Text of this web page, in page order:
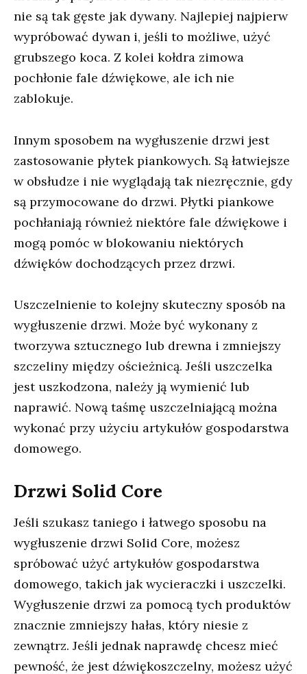
nie są tak gęste jak dywany. Najlepiej najpierw
wypróbować dywan i, jeśli to możliwe, użyć
grubszego koca. Z kolei kołdra zimowa
pochłonie fale dźwiękowe, ale ich nie
zablokuje.
Innym sposobem na wygłuszenie drzwi jest
zastosowanie płytek piankowych. Są łatwiejsze
w obsłudze i nie wyglądają tak niezręcznie, gdy
są przymocowane do drzwi. Płytki piankowe
pochłaniają również niektóre fale dźwiękowe i
mogą pomóc w blokowaniu niektórych
dźwięków dochodzących przez drzwi.
Uszczelnienie to kolejny skuteczny sposób na
wygłuszenie drzwi. Może być wykonany z
tworzywa sztucznego lub drewna i zmniejszy
szczeliny między ościeżnicą. Jeśli uszczelka
jest uszkodzona, należy ją wymienić lub
naprawić. Nową taśmę uszczelniającą można
wykonać przy użyciu artykułów gospodarstwa
domowego.
Drzwi Solid Core
Jeśli szukasz taniego i łatwego sposobu na
wygłuszenie drzwi Solid Core, możesz
spróbować użyć artykułów gospodarstwa
domowego, takich jak wycieraczki i uszczelki.
Wygłuszenie drzwi za pomocą tych produktów
znacznie zmniejszy hałas, który niesie z
zewnątrz. Jeśli jednak naprawdę chcesz mieć
pewność, że jest dźwiękoszczelny, możesz użyć